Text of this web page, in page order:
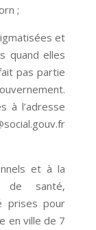
;
et
quand elles
pas partie
à l’adresse
et à la
de santé,
prises pour
en ville de 7